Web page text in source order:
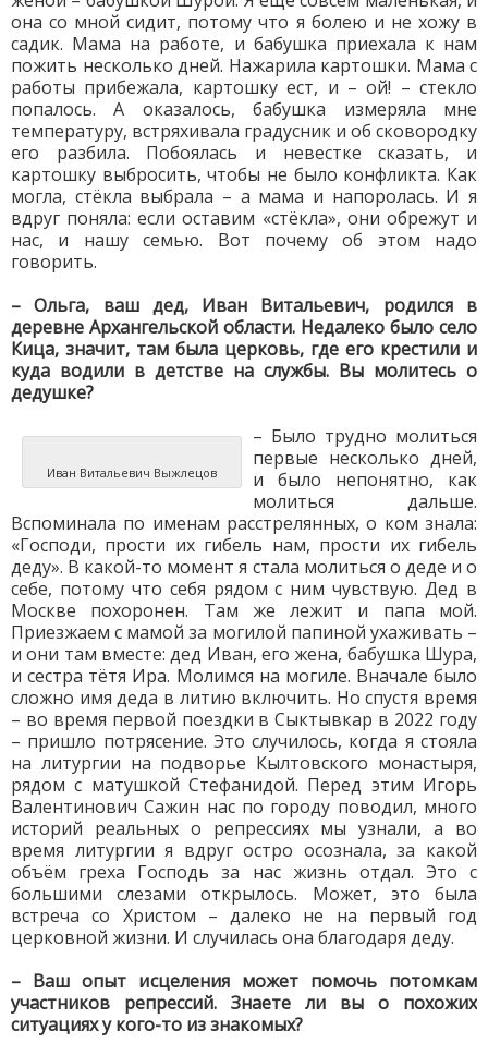
она со мной сидит, потому что я болею и не хожу в
садик. Мама на работе, и бабушка приехала к нам
пожить несколько дней. Нажарила картошки. Мама с
работы прибежала, картошку ест, и – ой! – стекло
попалось. А оказалось, бабушка измеряла мне
температуру, встряхивала градусник и об сковородку
его разбила. Побоялась и невестке сказать, и
картошку выбросить, чтобы не было конфликта. Как
могла, стёкла выбрала – а мама и напоролась. И я
вдруг поняла: если оставим «стёкла», они обрежут и
нас, и нашу семью. Вот почему об этом надо
говорить.
– Ольга, ваш дед, Иван Витальевич, родился в
деревне Архангельской области. Недалеко было село
Кица, значит, там была церковь, где его крестили и
куда водили в детстве на службы. Вы молитесь о
дедушке?
Иван Витальевич Выжлецов
– Было трудно молиться
первые несколько дней,
и было непонятно, как
молиться дальше.
Вспоминала по именам расстрелянных, о ком знала:
«Господи, прости их гибель нам, прости их гибель
деду». В какой-то момент я стала молиться о деде и о
себе, потому что себя рядом с ним чувствую. Дед в
Москве похоронен. Там же лежит и папа мой.
Приезжаем с мамой за могилой папиной ухаживать –
и они там вместе: дед Иван, его жена, бабушка Шура,
и сестра тётя Ира. Молимся на могиле. Вначале было
сложно имя деда в литию включить. Но спустя время
– во время первой поездки в Сыктывкар в 2022 году
– пришло потрясение. Это случилось, когда я стояла
на литургии на подворье Кылтовского монастыря,
рядом с матушкой Стефанидой. Перед этим Игорь
Валентинович Сажин нас по городу поводил, много
историй реальных о репрессиях мы узнали, а во
время литургии я вдруг остро осознала, за какой
объём греха Господь за нас жизнь отдал. Это с
большими слезами открылось. Может, это была
встреча со Христом – далеко не на первый год
церковной жизни. И случилась она благодаря деду.
– Ваш опыт исцеления может помочь потомкам
участников репрессий. Знаете ли вы о похожих
ситуациях у кого-то из знакомых?